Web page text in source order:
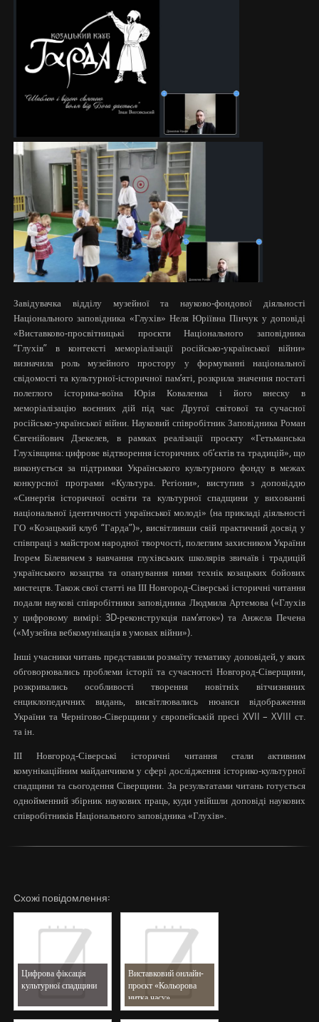
Завідувачка відділу музейної та науково-фондової діяльності
Національного заповідника «Глухів» Неля Юріївна Пінчук у доповіді
«Виставково-просвітницькі проєкти Національного заповідника
“Глухів” в контексті меморіалізації російсько-української війни»
визначила роль музейного простору у формуванні національної
свідомості та культурної-історичної пам’яті, розкрила значення постаті
полеглого історика-воїна Юрія Коваленка і його внеску в
меморіалізацію воєнних дій під час Другої світової та сучасної
російсько-української війни. Науковий співробітник Заповідника Роман
Євгенійович Дзекелев, в рамках реалізації проєкту «Гетьманська
Глухівщина: цифрове відтворення історичних об’єктів та традицій», що
виконується за підтримки Українського культурного фонду в межах
конкурсної програми «Культура. Регіони», виступив з доповіддю
«Синергія історичної освіти та культурної спадщини у вихованні
національної ідентичності української молоді» (на прикладі діяльності
ГО «Козацький клуб “Гарда”)», висвітливши свій практичний досвід у
співпраці з майстром народної творчості, полеглим захисником України
Ігорем Білевичем з навчання глухівських школярів звичаїв і традицій
українського козацтва та опанування ними технік козацьких бойових
мистецтв. Також свої статті на ІІІ Новгород-Сіверські історичні читання
подали наукові співробітники заповідника Людмила Артемова («Глухів
у цифровому вимірі: 3D-реконструкція пам’яток») та Анжела Печена
(«Музейна вебкомунікація в умовах війни»).
Інші учасники читань представили розмаїту тематику доповідей, у яких
обговорювались проблеми історії та сучасності Новгород-Сіверщини,
розкривались особливості творення новітніх вітчизняних
енциклопедичних видань, висвітлювались нюанси відображення
України та Чернігово-Сіверщини у європейській пресі XVII – XVIII ст.
та ін.
ІІІ Новгород-Сіверські історичні читання стали активним
комунікаційним майданчиком у сфері дослідження історико-культурної
спадщини та сьогодення Сіверщини. За результатами читань готується
однойменний збірник наукових праць, куди увійшли доповіді наукових
співробітників Національного заповідника «Глухів».
Схожі повідомлення:
Цифрова фіксація
культурної спадщини
Виставковий онлайн-
проєкт «Кольорова
нитка часу»